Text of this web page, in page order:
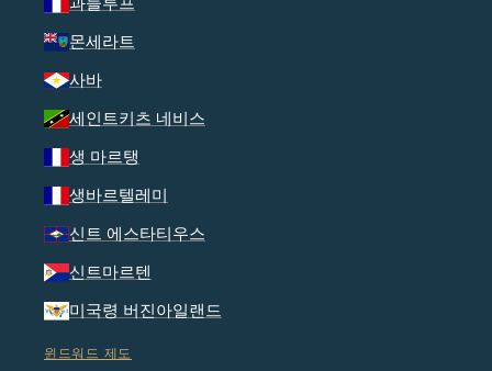
몬세라트
사바
세인트키츠 네비스
생 마르탱
생바르텔레미
신트 에스타티우스
신트마르텐
미국령 버진아일랜드
윈드워드 제도